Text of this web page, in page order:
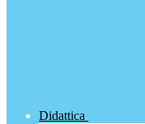
Didattica